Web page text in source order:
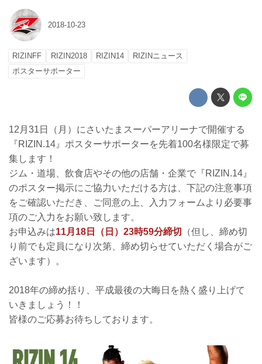
2018-10-23
RIZINFF RIZIN2018 RIZIN14
RIZINニュース
ポスターサポーター
12月31日（月）にさいたまスーパーアリーナで開催する
『RIZIN.14』ポスターサポーターを先着100名様限定で募
集します！
ジム・道場、飲食店やその他の店舗・企業で『RIZIN.14』
のポスター掲示にご協力いただける方は、下記の注意事項
をご確認いただき、ご同意の上、入力フォームより必要事
項のご入力をお願い致します。
お申込みは11月18日（日）23時59分締切
（但し、締め切
り前でも定員になり次第、締め切らせていただく場合がご
ざいます）。
2018年の締め括り、平成最後の大晦日を熱く盛り上げて
いきましょう！！
皆様のご応募お待ちしております。